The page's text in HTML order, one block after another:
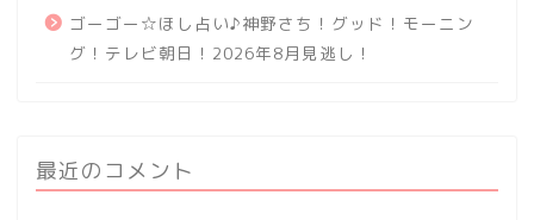
ゴーゴー☆ほし占い♪神野さち！グッド！モーニン
グ！テレビ朝日！2026年8月見逃し！
最近のコメント